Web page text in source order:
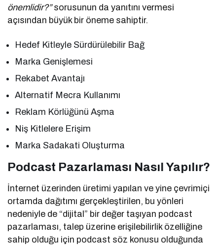
önemlidir?”sorusunun da yanıtını vermesi
açısından büyük bir öneme sahiptir.
Hedef Kitleyle Sürdürülebilir Bağ
Marka Genişlemesi
Rekabet Avantajı
Alternatif Mecra Kullanımı
Reklam Körlüğünü Aşma
Niş Kitlelere Erişim
Marka Sadakati Oluşturma
Podcast Pazarlaması Nasıl Yapılır?
İnternet üzerinden üretimi yapılan ve yine çevrimiçi
ortamda dağıtımı gerçekleştirilen, bu yönleri
nedeniyle de “dijital” bir değer taşıyan podcast
pazarlaması, talep üzerine erişilebilirlik özelliğine
sahip olduğu için podcast söz konusu olduğunda